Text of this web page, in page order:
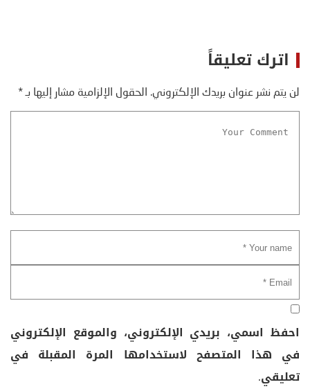
اترك تعليقاً
لن يتم نشر عنوان بريدك الإلكتروني. الحقول الإلزامية مشار إليها بـ*
احفظ اسمي، بريدي الإلكتروني، والموقع الإلكتروني
في هذا المتصفح لاستخدامها المرة المقبلة في
تعليقي.